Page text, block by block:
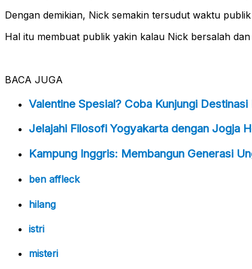
Dengan demikian, Nick semakin tersudut waktu
Hal itu membuat publik yakin kalau Nick bersalah
BACA JUGA
Valentine Spesial? Coba Kunjungi
Jelajahi Filosofi Yogyakarta dengan Jogja
Kampung Inggris: Membangun Generasi
ben affleck
hilang
istri
misteri